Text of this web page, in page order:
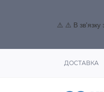
⚠️ ⚠️ В зв'язку
ДОСТАВКА